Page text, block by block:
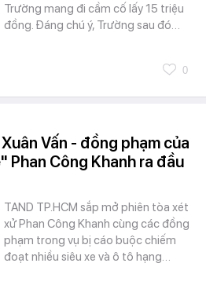
Trường mang đi cầm cố lấy 15 triệu
đồng. Đáng chú ý, Trường sau đó…
0
Vấn - đồng phạm của
Phan Công Khanh ra đầu
TAND TP.HCM sắp mở phiên tòa xét
xử Phan Công Khanh cùng các đồng
phạm trong vụ bị cáo buộc chiếm
đoạt nhiều siêu xe và ô tô hạng…